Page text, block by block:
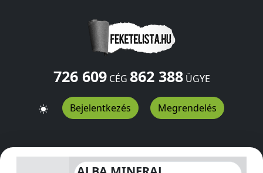
726 609CÉG 862 388ÜGYE
Bejelentkezés Megrendelés
ALBA MINERAL SZÉKESFEHÉRVÁRI ÁSVÁNYVÍZ Kft.